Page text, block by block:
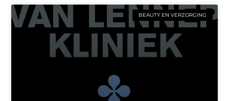
BEAUTY EN VERZORGING